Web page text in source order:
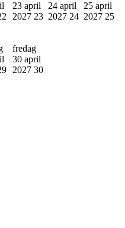
23 april
2027 23
24 april
2027 24
25 april
2027 25
fredag
30 april
2027 30